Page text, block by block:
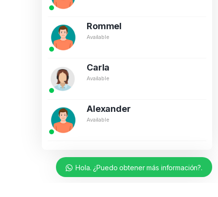
Rommel
Available
Carla
Available
Alexander
Available
Hola. ¿Puedo obtener más información?.